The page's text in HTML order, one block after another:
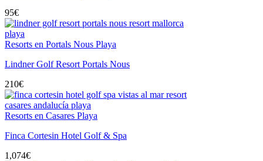
95€
Resorts en Portals Nous Playa
Lindner Golf Resort Portals Nous
210€
Resorts en Casares Playa
Finca Cortesin Hotel Golf & Spa
1,074€